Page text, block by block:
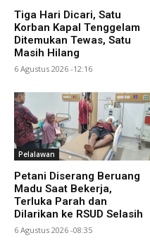
Tiga Hari Dicari, Satu
Korban Kapal Tenggelam
Ditemukan Tewas, Satu
Masih Hilang
6 Agustus 2026 -12:16
Pelalawan
Petani Diserang Beruang
Madu Saat Bekerja,
Terluka Parah dan
Dilarikan ke RSUD Selasih
6 Agustus 2026 -08:35